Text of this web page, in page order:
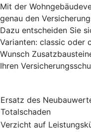
Mit der
genau den
Dazu entscheiden Sie
Varianten: classic oder
Wunsch
Ihren
Ersatz des
Totalschaden
Verzicht auf